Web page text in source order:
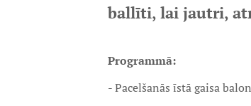
ballīti, lai jautri,
Programmā:
- Pacelšanās īstā gaisa